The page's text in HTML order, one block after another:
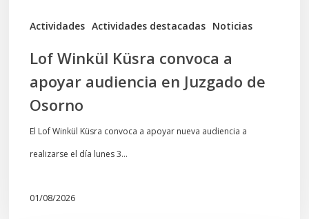
Actividades Actividades destacadas Noticias
Lof Winkül Küsra convoca a
apoyar audiencia en Juzgado de
Osorno
El Lof Winkül Küsra convoca a apoyar nueva audiencia a
realizarse el día lunes 3…
01/08/2026